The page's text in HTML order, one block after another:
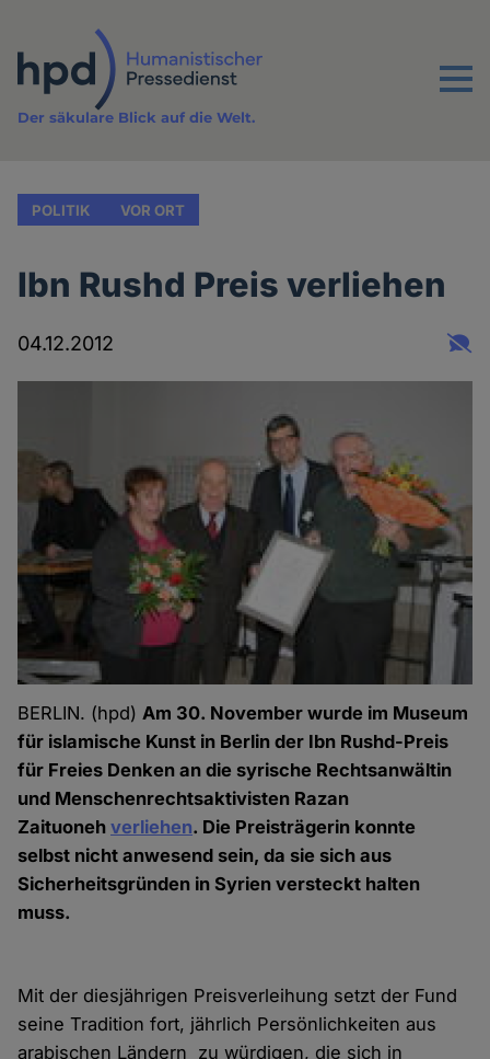
Inhalt
Menu
Der säkulare Blick auf die Welt.
POLITIK VOR ORT
Ibn Rushd Preis verliehen
04.12.2012
BERLIN. (hpd)Am 30. November wurde im Museum
für islamische Kunst in Berlin der Ibn Rushd-Preis
für Freies Denken an die syrische Rechtsanwältin
und Menschenrechtsaktivisten Razan
Zaituonehverliehen. Die Preisträgerin konnte
selbst nicht anwesend sein, da sie sich aus
Sicherheitsgründen in Syrien versteckt halten
muss.
Mit der diesjährigen Preisverleihung setzt der Fund
seine Tradition fort, jährlich Persönlichkeiten aus
arabischen Ländern zu würdigen, die sich in